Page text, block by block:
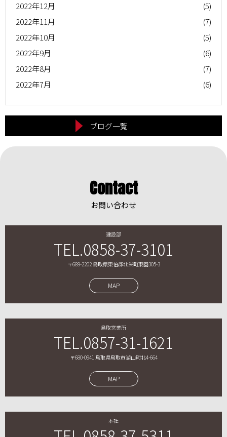
2022年12月
(5)
2022年11月
(7)
2022年10月
(5)
2022年9月
(6)
2022年8月
(7)
2022年7月
(6)
ブログ一覧
Contact
お問い合わせ
建設部
TEL.0858-37-3101
〒689-2202 鳥取県東伯郡北栄町東園305-3
MAP
鳥取営業所
TEL.0857-31-1621
〒680-0941 鳥取県鳥取市湖山町北4-664
MAP
本社